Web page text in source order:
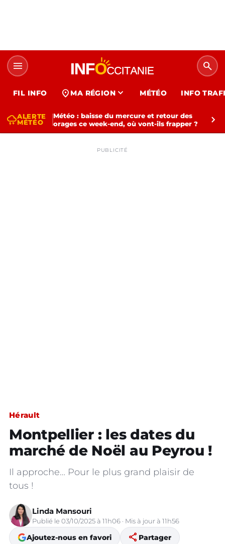
menu search
FIL INFO location_on MA RÉGION expand_more MÉTÉO INFO
thunderstormALERTE
MÉTÉO
Météo : baisse du mercure et retour des
orages ce week-end, où vont-ils frapper ?
chevron_right
PUBLICITÉ
Hérault
Montpellier : les dates du
marché de Noël au Peyrou !
Il approche… Pour le plus grand plaisir de
tous !
Linda Mansouri
Publié le 03/10/2025 à 11h06 · Mis à jour à 11h56
Ajoutez-nous en favori share Partager